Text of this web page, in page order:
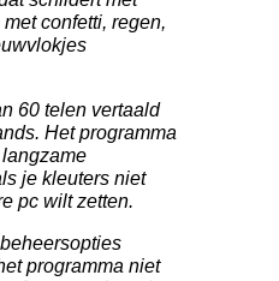
confetti, regen,
60 telen vertaald
Het programma
je kleuters niet
pc wilt zetten.
programma niet